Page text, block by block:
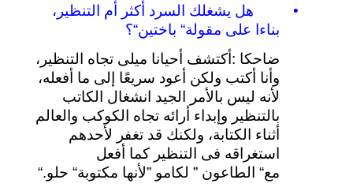
• هل يشغلك السرد أكثر أم
التنظير،
بناءا على مقولة“ باختين“؟
ضاحكا : أكتشف أحيانا ميلى تجاه
التنظير،
وأنا أكتب ولكن أعود سريعًا إلى ما أفعله،
لأنه ليس بالأمر الجيد انشغال
الكاتب
بالتنظير وإبداء أرائه تجاه الكوكب والعالم
أثناء
الكتابة، ولكنك قد تغفر
لأحدهم
استغراقه فى التنظير كما أفعل
مع“ الطاعون ” لكامو ”لأنها مكتوبة“ حلو“.